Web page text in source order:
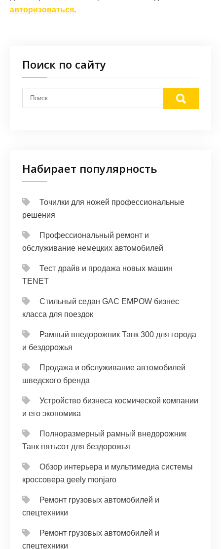
авторизоваться.
Поиск по сайту
Набирает популярность
Точилки для ножей профессиональные
решения
Профессиональный ремонт и
обслуживание немецких автомобилей
Тест драйв и продажа новых машин
TENET
Стильный седан GAC EMPOW бизнес
класса для поездок
Рамный внедорожник Танк 300 для города
и бездорожья
Продажа и обслуживание автомобилей
шведского бренда
Устройство бизнеса космической компании
и его экономика
Полноразмерный рамный внедорожник
Танк пятьсот для бездорожья
Обзор интерьера и мультимедиа системы
кроссовера geely monjaro
Ремонт грузовых автомобилей и
спецтехники
Ремонт грузовых автомобилей и
спецтехники